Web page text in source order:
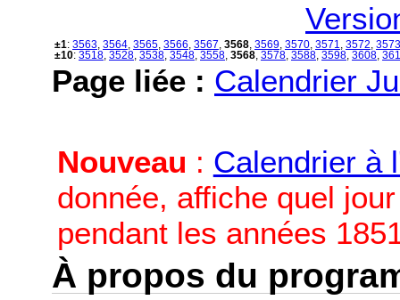
±1: 3563 3564 3565 3566 3567 3568 3569 3570 3571 3572 3573
±10: 3518 3528 3538 3548 3558 3568 3578 3588 3598 3608
Page liée : Calendrier
Nouveau : Calendrier à
donnée, affiche quel
pendant les années
À propos du